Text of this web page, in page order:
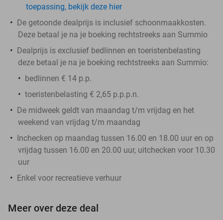
toepassing, bekijk deze hier
De getoonde dealprijs is inclusief schoonmaakkosten.
Deze betaal je na je boeking rechtstreeks aan Summio
Dealprijs is exclusief bedlinnen en toeristenbelasting
deze betaal je na je boeking rechtstreeks aan Summio:
bedlinnen € 14 p.p.
toeristenbelasting € 2,65 p.p.p.n.
De midweek geldt van maandag t/m vrijdag en het
weekend van vrijdag t/m maandag
Inchecken op maandag tussen 16.00 en 18.00 uur en op
vrijdag tussen 16.00 en 20.00 uur, uitchecken voor 10.30
uur
Enkel voor recreatieve verhuur
Meer over deze deal